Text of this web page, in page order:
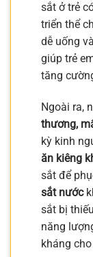
sắt ở trẻ
triển thể
dễ uống
giúp trẻ
tăng
Ngoài ra,
thương,
kỳ kinh
ăn kiêng
sắt để
sắt nước
sắt bị
năng
kháng